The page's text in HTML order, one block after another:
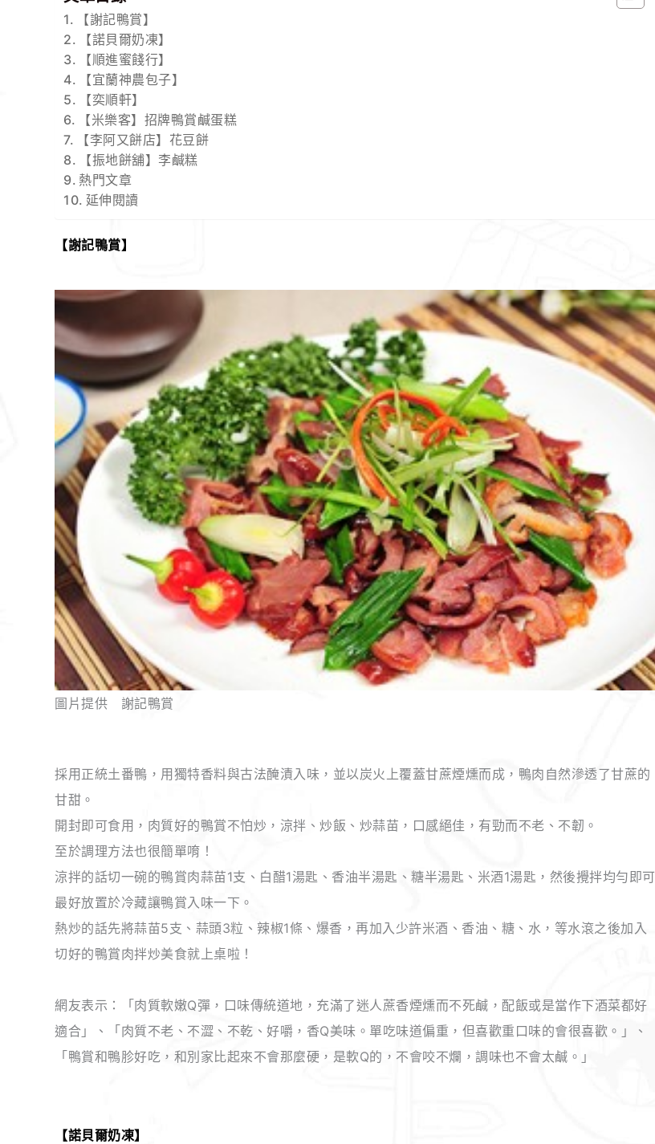
【謝記鴨賞】
【諾貝爾奶凍】
【順進蜜餞行】
【宜蘭神農包子】
【奕順軒】
【米樂客】招牌鴨賞鹹蛋糕
【李阿又餅店】花豆餅
【振地餅舖】李鹹糕
熱門文章
延伸閱讀
【謝記鴨賞】
圖片提供 謝記鴨賞
採用正統土番鴨，用獨特香料與古法醃漬入味，並以炭火上覆蓋甘蔗煙燻而成，鴨肉自然滲透了甘蔗的
甘甜。
開封即可食用，肉質好的鴨賞不怕炒，涼拌、炒飯、炒蒜苗，口感絕佳，有勁而不老、不韌。
至於調理方法也很簡單唷！
涼拌的話切一碗的鴨賞肉蒜苗1支、白醋1湯匙、香油半湯匙、糖半湯匙、米酒1湯匙，然後攪拌均勻即可
最好放置於冷藏讓鴨賞入味一下。
熱炒的話先將蒜苗5支、蒜頭3粒、辣椒1條、爆香，再加入少許米酒、香油、糖、水，等水滾之後加入
切好的鴨賞肉拌炒美食就上桌啦！
網友表示：「肉質軟嫩Q彈，口味傳統道地，充滿了迷人蔗香煙燻而不死鹹，配飯或是當作下酒菜都好
適合」、「肉質不老、不澀、不乾、好嚼，香Q美味。單吃味道偏重，但喜歡重口味的會很喜歡。」、
「鴨賞和鴨胗好吃，和別家比起來不會那麼硬，是軟Q的，不會咬不爛，調味也不會太鹹。」
【諾貝爾奶凍】